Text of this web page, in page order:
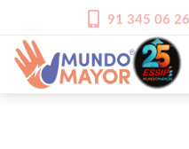
91 345 06 26